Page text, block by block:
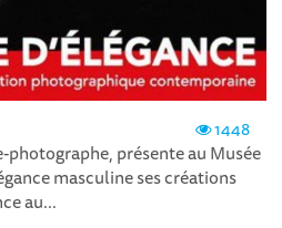
1448
présente au Musée
masculine ses créations
au...